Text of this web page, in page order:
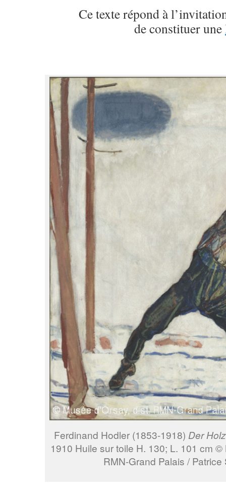
Ce texte répond à
de constituer une
Ferdinand Hodler (1853-1918) Der
1910 Huile sur toile H. 130; L. 101 cm ©
RMN-Grand Palais / Patrice